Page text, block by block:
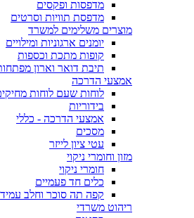
מדפסות ופקסים
מדפסת תוויות וסרטים
מוצרים משלימים למשרד
יומנים ארגוניות ומילויים
קופות מתכת וכספות
תיבת דואר וארון
אמצעי הדרכה
לוחות שעם לוחות
בידוריות
אמצעי הדרכה - כללי
מסכים
עטי ציון לייזר
מזון וחומרי ניקוי
חומרי ניקוי
כלים חד פעמיים
קפה תה סוכר וחלב עמיד
ריהוט משרדי